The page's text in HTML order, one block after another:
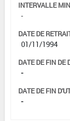
INTERVALLE
-
DATE DE
01/11/1994
DATE DE FIN DE
-
DATE DE FIN
-